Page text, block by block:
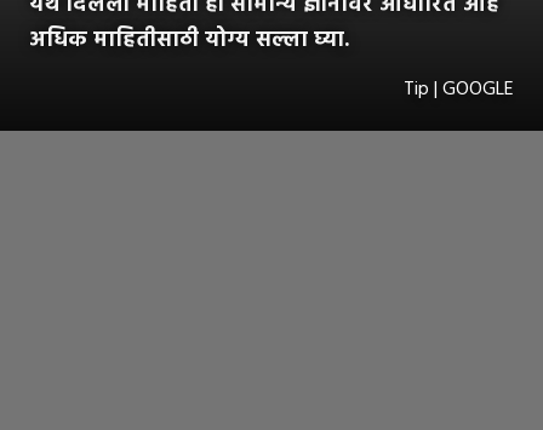
अधिक माहितीसाठी योग्य सल्ला घ्या.
Tip | GOOGLE